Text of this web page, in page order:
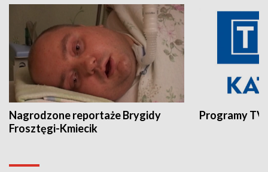
Nagrodzone reportaże Brygidy
Frosztęgi-Kmiecik
Programy